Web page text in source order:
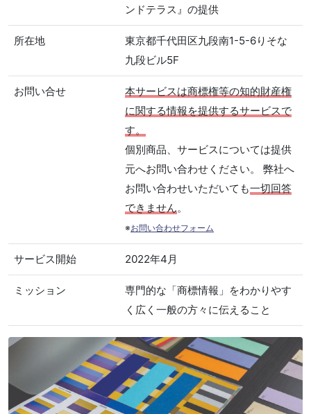
ンドテラス』の提供
所在地
東京都千代田区九段南1-5-6りそな
九段ビル5F
お問い合せ
本サービスは商標権等の知的財産権
に関する情報を提供するサービスで
す。
個別商品、サービスについては提供
元へお問い合わせください。 弊社へ
お問い合わせいただいても一切回答
できません。
※お問い合わせフォーム
サービス開始 2022年4月
ミッション
専門的な「商標情報」をわかりやす
く広く一般の方々に伝えること